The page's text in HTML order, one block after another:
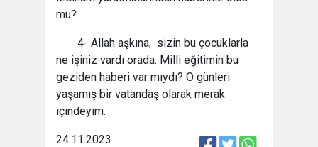
mu?
4- Allah aşkına, sizin bu çocuklarla
ne işiniz vardı orada. Milli eğitimin bu
geziden haberi var mıydı? O günleri
yaşamış bir vatandaş olarak merak
içindeyim.
24.11.2023